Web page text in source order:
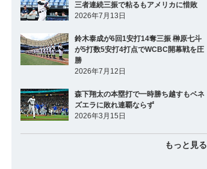
三者連続三振で粘るもアメリカに惜敗
2026年7月13日
鈴木泰成が6回1安打14奪三振 榊原七斗
が5打数5安打4打点でWCBC開幕戦を圧
勝
2026年7月12日
森下翔太の本塁打で一時勝ち越すもベネ
ズエラに敗れ連覇ならず
2026年3月15日
もっと見る